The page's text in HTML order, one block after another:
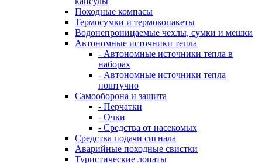
Походные компасы
Термосумки и термокопакеты
Водонепроницаемые чехлы, сумки и мешки
Автономные источники тепла
- Автономные источники тепла в
наборах
- Автономные источники тепла
поштучно
Самооборона и защита
- Перчатки
- Очки
- Средства от насекомых
Средства подачи сигнала
Аварийные походные свистки
Туристические лопаты